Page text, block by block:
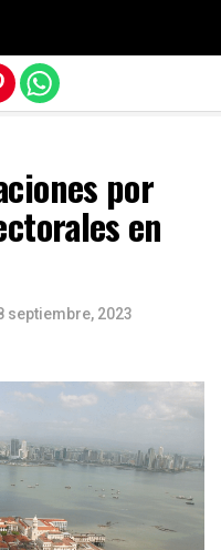
por
en
septiembre, 2023
móvil